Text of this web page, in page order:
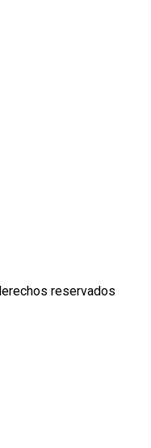
reservados